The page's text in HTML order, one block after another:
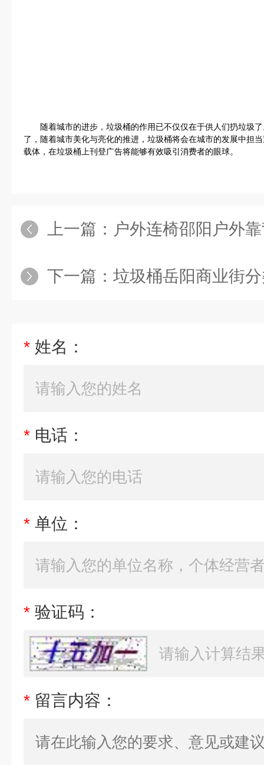
随着城市的进步，垃圾桶的作用已不仅仅在于供人们扔垃圾了
了，随着城市美化与亮化的推进，垃圾桶将会在城市的发展中担
载体，在垃圾桶上刊登广告将能够有效吸引消费者的眼球。
上一篇： 户外连椅邵阳户外靠背连椅
下一篇： 垃圾桶岳阳商业街分类垃圾
* 姓名：
* 电话：
* 单位：
* 验证码：
* 留言内容：